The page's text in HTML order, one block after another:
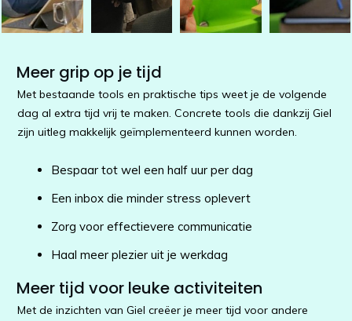
Meer grip op je tijd
Met bestaande tools en praktische tips weet je de volgende
dag al extra tijd vrij te maken. Concrete tools die dankzij Giel
zijn uitleg makkelijk geïmplementeerd kunnen worden.
Bespaar tot wel een half uur per dag
Een inbox die minder stress oplevert
Zorg voor effectievere communicatie
Haal meer plezier uit je werkdag
Meer tijd voor leuke activiteiten
Met de inzichten van Giel creëer je meer tijd voor andere